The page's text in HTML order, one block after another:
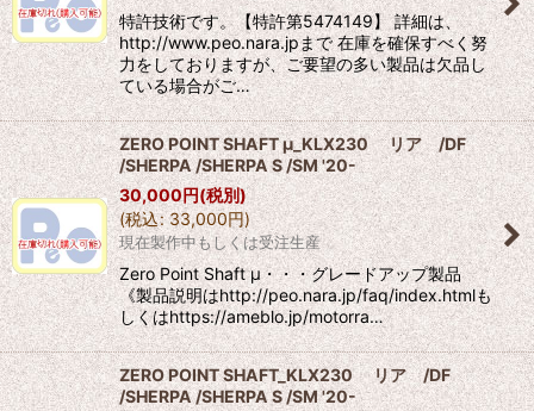
特許技術です。【特許第5474149】 詳細は、
http://www.peo.nara.jpまで 在庫を確保すべく努
力をしておりますが、ご要望の多い製品は欠品し
ている場合がご…
ZERO POINT SHAFT μ_KLX230 リア /DF
/SHERPA /SHERPA S /SM '20-
30,000円(税別)
(税込: 33,000円)
現在製作中もしくは受注生産
Zero Point Shaft μ・・・グレードアップ製品
《製品説明はhttp://peo.nara.jp/faq/index.htmlも
しくはhttps://ameblo.jp/motorra…
ZERO POINT SHAFT_KLX230 リア /DF
/SHERPA /SHERPA S /SM '20-